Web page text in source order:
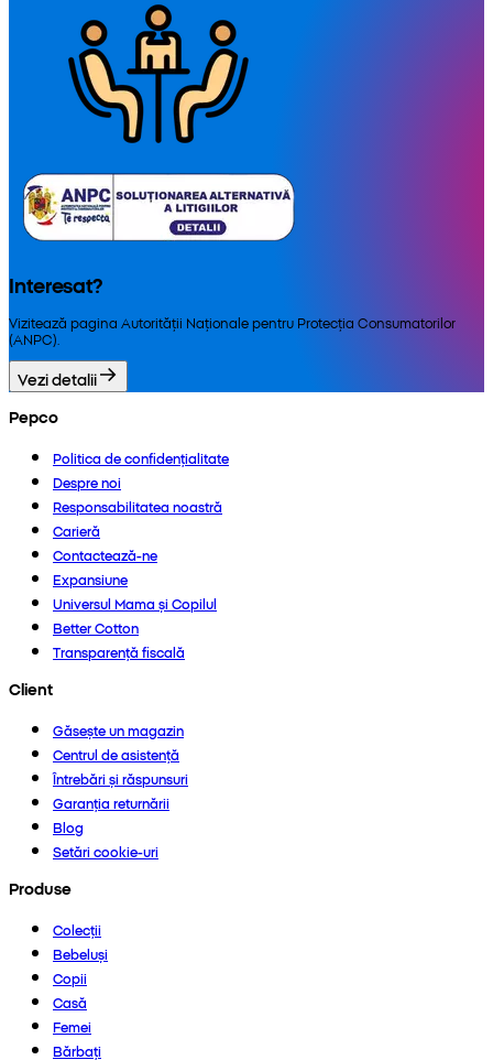
Interesat?
Vizitează pagina Autorității Naționale pentru Protecția Consumatorilor
(ANPC).
Vezi detalii
Pepco
Politica de confidențialitate
Despre noi
Responsabilitatea noastră
Carieră
Contactează-ne
Expansiune
Universul Mama și Copilul
Better Cotton
Transparență fiscală
Client
Găsește un magazin
Centrul de asistență
Întrebări și răspunsuri
Garanția returnării
Blog
Setări cookie-uri
Produse
Colecții
Bebeluși
Copii
Casă
Femei
Bărbați